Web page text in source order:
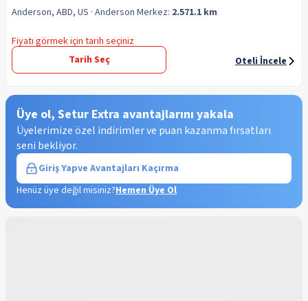
Anderson, ABD, US · Anderson Merkez: 2.571.1 km
Fiyatı görmek için tarih seçiniz
Tarih Seç
Oteli İncele
Üye ol, Setur Extra avantajlarını yakala
Üyelerimize özel indirimler ve puan kazanma fırsatları
seni bekliyor.
Giriş Yapve Avantajları Kaçırma
Henüz üye değil misiniz?Hemen Üye Ol